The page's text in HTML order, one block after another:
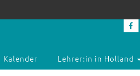
Kalender Lehrer:in in Holland